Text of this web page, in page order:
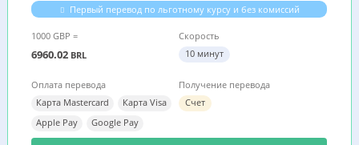
Первый перевод по льготному курсу и без комиссий
1000 GBP =
6960.02 BRL
Скорость
10 минут
Оплата перевода
Карта Mastercard
Карта Visa
Apple Pay
Google Pay
Получение перевода
Счет